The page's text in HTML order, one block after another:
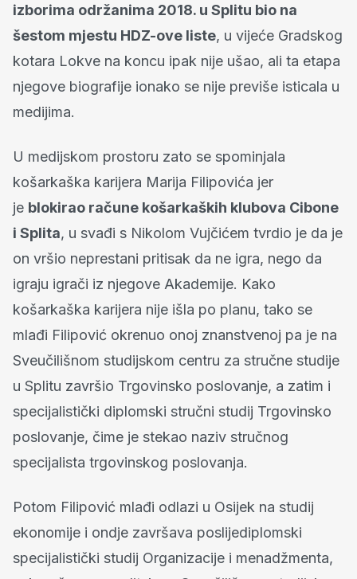
izborima održanima 2018. u Splitu bio na
šestom mjestu HDZ-ove liste, u vijeće Gradskog
kotara Lokve na koncu ipak nije ušao, ali ta etapa
njegove biografije ionako se nije previše isticala u
medijima.
U medijskom prostoru zato se spominjala
košarkaška karijera Marija Filipovića jer
je blokirao račune košarkaških klubova Cibone
i Splita, u svađi s Nikolom Vujčićem tvrdio je da je
on vršio neprestani pritisak da ne igra, nego da
igraju igrači iz njegove Akademije. Kako
košarkaška karijera nije išla po planu, tako se
mlađi Filipović okrenuo onoj znanstvenoj pa je na
Sveučilišnom studijskom centru za stručne studije
u Splitu završio Trgovinsko poslovanje, a zatim i
specijalistički diplomski stručni studij Trgovinsko
poslovanje, čime je stekao naziv stručnog
specijalista trgovinskog poslovanja.
Potom Filipović mlađi odlazi u Osijek na studij
ekonomije i ondje završava poslijediplomski
specijalistički studij Organizacije i menadžmenta,